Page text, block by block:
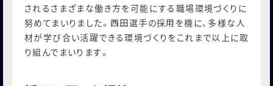
MORISHIRO
シロ財団
されるさまざまな働き⽅を可能にする職場環境づくりに
努めてまいりました。⻄⽥選⼿の採⽤を機に、多様な⼈
材が学び合い活躍できる環境づくりをこれまで以上に取
り組んでまいります。